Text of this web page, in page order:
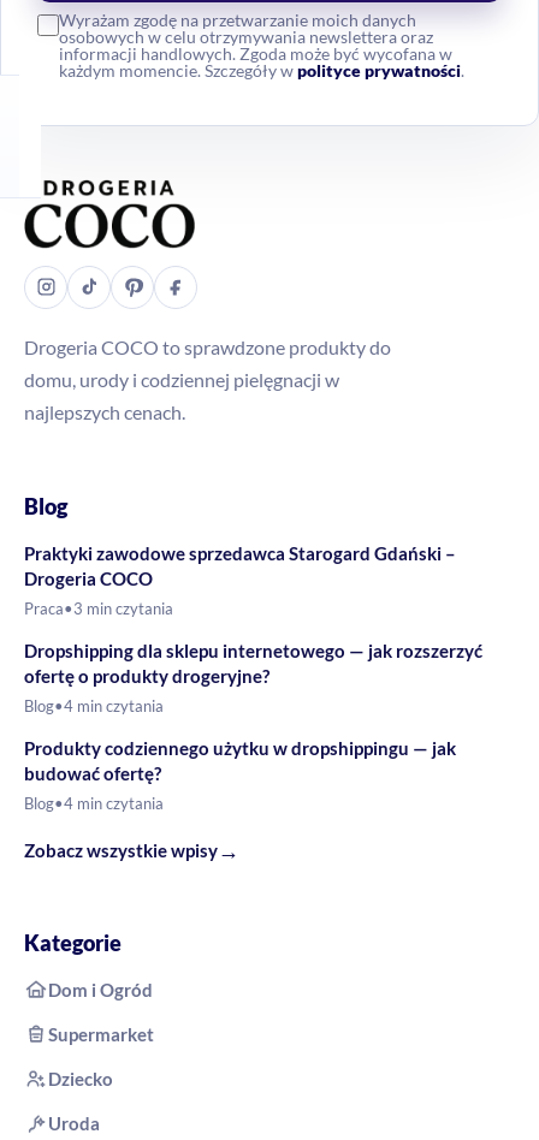
Wyrażam zgodę na przetwarzanie moich danych
osobowych w celu otrzymywania newslettera oraz
informacji handlowych. Zgoda może być wycofana w
każdym momencie. Szczegóły wpolityce prywatności.
Drogeria COCO to sprawdzone produkty do
domu, urody i codziennej pielęgnacji w
najlepszych cenach.
Blog
Praktyki zawodowe sprzedawca Starogard Gdański –
Drogeria COCO
Praca•3 min czytania
Dropshipping dla sklepu internetowego — jak rozszerzyć
ofertę o produkty drogeryjne?
Blog•4 min czytania
Produkty codziennego użytku w dropshippingu — jak
budować ofertę?
Blog•4 min czytania
Zobacz wszystkie wpisy→
Kategorie
Dom i Ogród
Supermarket
Dziecko
Uroda